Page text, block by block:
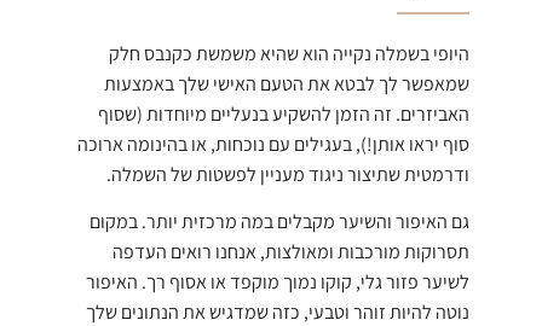
היופי בשמלה נקייה הוא שהיא משמשת כקנבס חלק
שמאפשר לך לבטא את הטעם האישי שלך באמצעות
האביזרים. זה הזמן להשקיע בנעליים מיוחדות (שסוף
סוף יראו אותן!), בעגילים עם נוכחות, או בהינומה ארוכה
ודרמטית שתיצור ניגוד מעניין לפשטות של השמלה.
גם האיפור והשיער מקבלים במה מרכזית יותר. במקום
תסרוקות מורכבות ומאולצות, אנחנו רואים העדפה
לשיער פזור גלי, קוקו נמוך מוקפד או אסוף רך. האיפור
נוטה להיות זוהר וטבעי, כזה שמדגיש את הנתונים שלך